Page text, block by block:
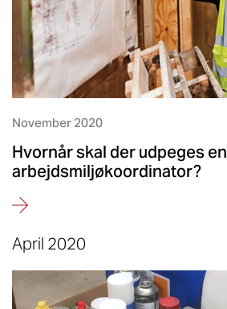
November 2020
Hvornår skal der udpeges en
arbejdsmiljøkoordinator?
April 2020